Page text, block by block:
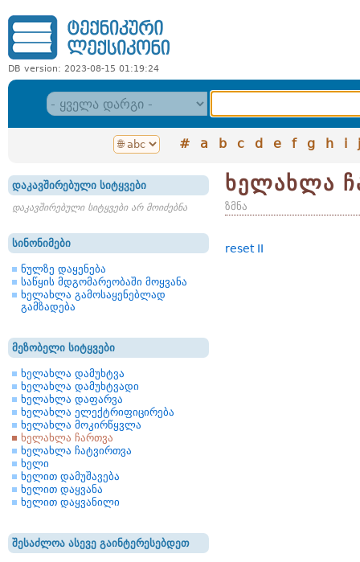
DB version: 2023-08-15 01:19:24
# a b c d e f g h i j
დაკავშირებული სიტყვები
დაკავშირებული სიტყვები არ მოიძებნა
სინონიმები
ნულზე დაყენება
საწყის მდგომარეობაში მოყვანა
ხელახლა გამოსაყენებლად
გამზადება
მეზობელი სიტყვები
ხელახლა დამუხტვა
ხელახლა დამუხტვადი
ხელახლა დაფარვა
ხელახლა ელექტრიფიცირება
ხელახლა მოკირწყვლა
ხელახლა ჩართვა
ხელახლა ჩატვირთვა
ხელი
ხელით დამუშავება
ხელით დაყვანა
ხელით დაყვანილი
შესაძლოა ასევე გაინტერესებდეთ
ხელახლა
ზმნა
reset II